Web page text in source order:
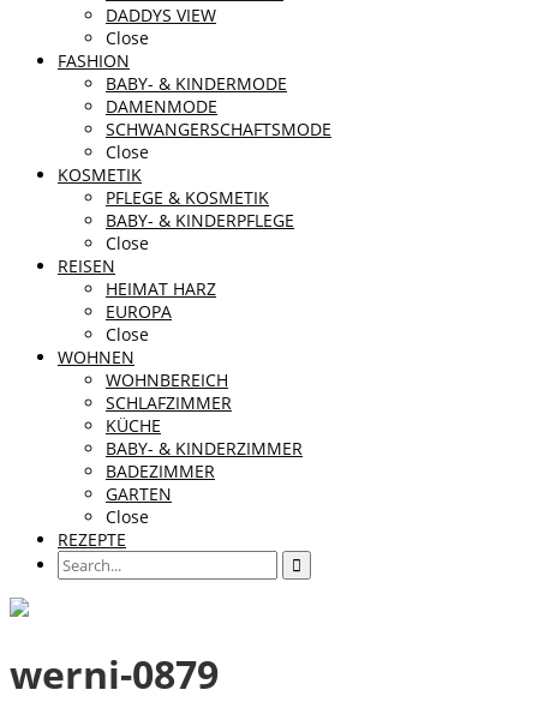
DADDYS VIEW
Close
FASHION
BABY- & KINDERMODE
DAMENMODE
SCHWANGERSCHAFTSMODE
Close
KOSMETIK
PFLEGE & KOSMETIK
BABY- & KINDERPFLEGE
Close
REISEN
HEIMAT HARZ
EUROPA
Close
WOHNEN
WOHNBEREICH
SCHLAFZIMMER
KÜCHE
BABY- & KINDERZIMMER
BADEZIMMER
GARTEN
Close
REZEPTE
werni-0879